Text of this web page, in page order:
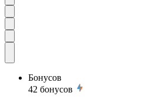
Бонусов
42 бонусов